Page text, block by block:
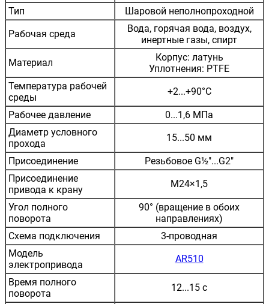
Тип
Шаровой неполнопроходной
Рабочая среда
Вода, горячая вода, воздух,
инертные газы, спирт
Материал
Корпус: латунь
Уплотнения: PTFE
Температура рабочей
среды
+2...+90°С
Рабочее давление
0...1,6 МПа
Диаметр условного
прохода
15...50 мм
Присоединение
Резьбовое G½"...G2"
Присоединение
привода к крану
М24×1,5
Угол полного
поворота
90° (вращение в обоих
направлениях)
Схема подключения
3-проводная
Модель
электропривода
AR510
Время полного
поворота
12...15 с